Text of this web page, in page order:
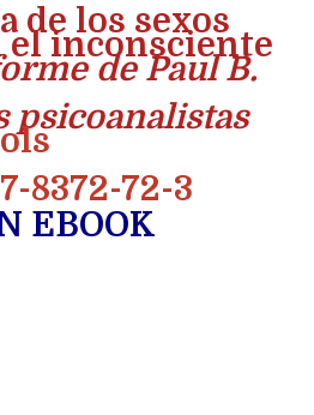
de los sexos
el inconsciente
de Paul B.
psicoanalistas
8372-72-3
EBOOK